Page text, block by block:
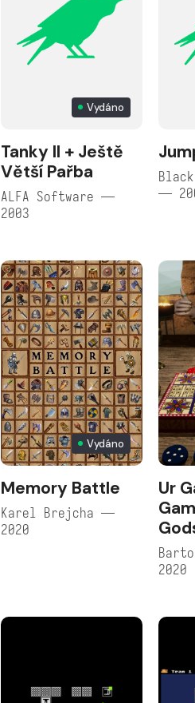
Vydáno
Tanky II + Ještě
Větší Pařba
ALFA Software —
2003
—
Vydáno
Memory Battle
Karel Brejcha —
2020
Ur
2020